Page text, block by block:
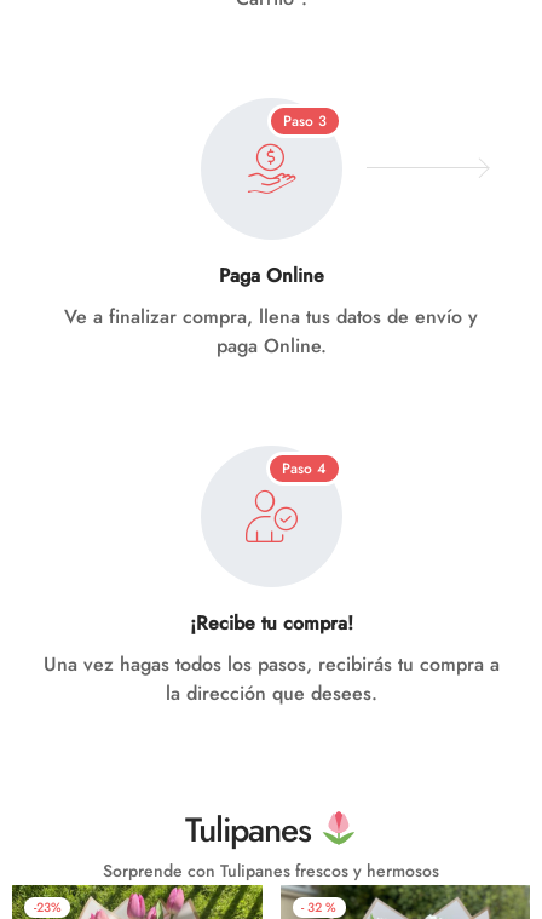
Paso 3
Paga Online
Ve a finalizar compra, llena tus datos de envío y
paga Online.
Paso 4
¡Recibe tu compra!
Una vez hagas todos los pasos, recibirás tu compra a
la dirección que desees.
Tulipanes
Sorprende con Tulipanes frescos y hermosos
-23% - 32 %